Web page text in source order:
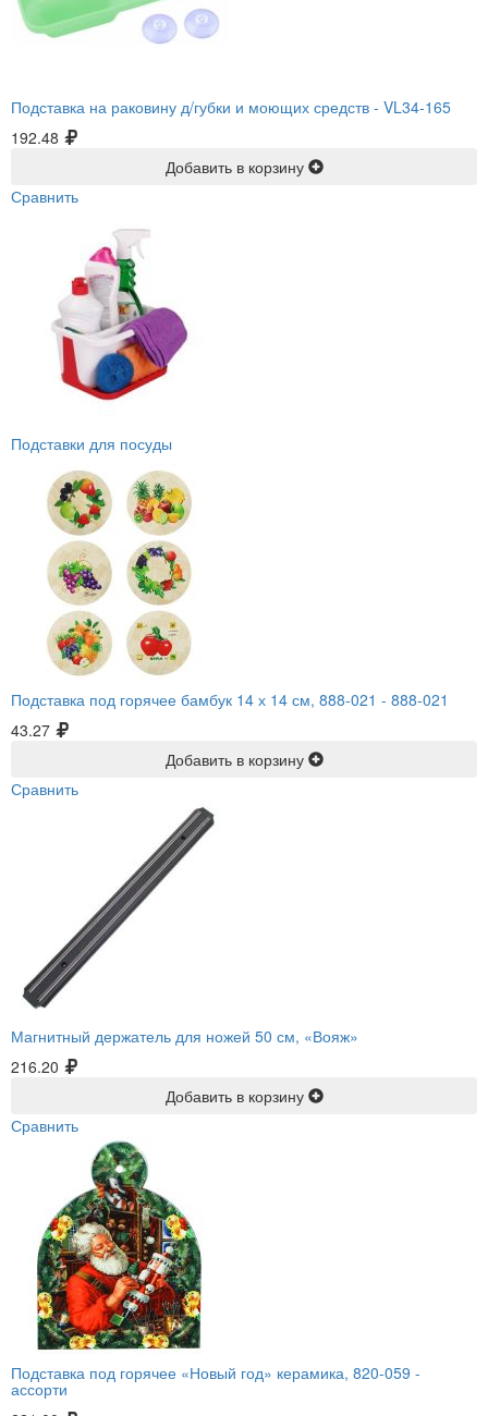
Подставка на раковину д/губки и моющих средств - VL34-165
192.48
Добавить в корзину
Сравнить
Подставки для посуды
Подставка под горячее бамбук 14 х 14 см, 888-021 - 888-021
43.27
Добавить в корзину
Сравнить
Магнитный держатель для ножей 50 см, «Вояж»
216.20
Добавить в корзину
Сравнить
Подставка под горячее «Новый год» керамика, 820-059 -
ассорти